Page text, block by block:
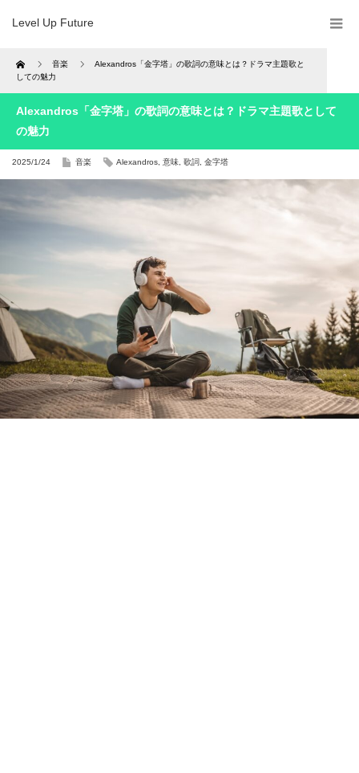
Level Up Future
Home 音楽
Alexandros「金字塔」の歌詞の意味とは？ドラマ主題歌と
しての魅力
Alexandros「金字塔」の歌詞の意味とは？ドラマ主題歌として
の魅力
2025/1/24 音楽 Alexandros 意味 歌詞 金字塔